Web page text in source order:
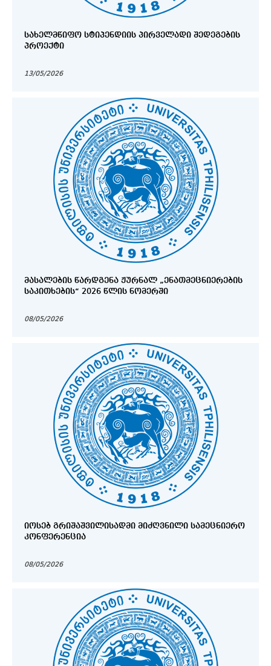
ᲡᲐᲮᲔᲚᲛᲬᲘᲤᲝ ᲡᲢᲘᲞᲔᲜᲓᲘᲘᲡ ᲞᲘᲠᲕᲔᲚᲐᲓᲘ ᲨᲔᲓᲔᲒᲔᲑᲘᲡ
ᲞᲠᲝᲔᲥᲢᲘ
13/05/2026
ᲛᲐᲡᲐᲚᲔᲑᲘᲡ ᲬᲐᲠᲓᲒᲔᲜᲐ ᲟᲣᲠᲜᲐᲚ „ᲔᲜᲐᲗᲛᲔᲪᲜᲘᲔᲠᲔᲑᲘᲡ
ᲡᲐᲙᲘᲗᲮᲔᲑᲘᲡ“ 2026 ᲬᲚᲘᲡ ᲜᲝᲛᲔᲠᲨᲘ
08/05/2026
ᲘᲝᲡᲔᲑ ᲒᲠᲘᲨᲐᲨᲕᲘᲚᲘᲡᲐᲓᲛᲘ ᲛᲘᲫᲦᲕᲜᲘᲚᲘ ᲡᲐᲛᲔᲪᲜᲘᲔᲠᲝ
ᲙᲝᲜᲤᲔᲠᲔᲜᲪᲘᲐ
08/05/2026